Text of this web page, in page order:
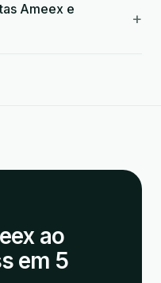
Ameex e
+
ao
em 5